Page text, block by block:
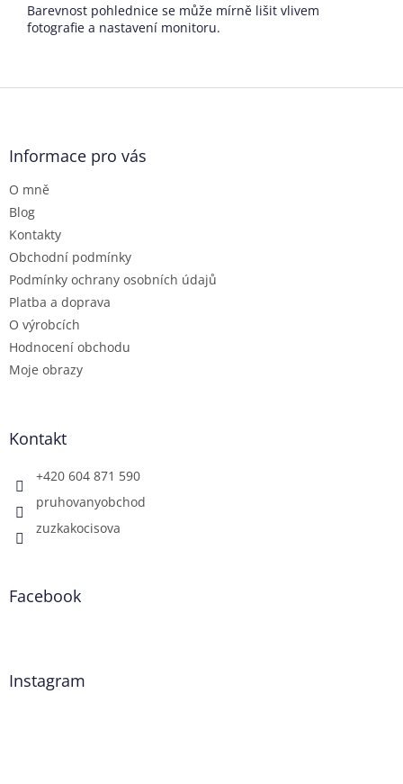
Barevnost pohlednice se může mírně lišit vlivem
fotografie a nastavení monitoru.
Z
Informace pro vás
O mně
Blog
Kontakty
Obchodní podmínky
Podmínky ochrany osobních údajů
Platba a doprava
O výrobcích
Hodnocení obchodu
Moje obrazy
Kontakt
+420 604 871 590
pruhovanyobchod
zuzkakocisova
Facebook
Instagram